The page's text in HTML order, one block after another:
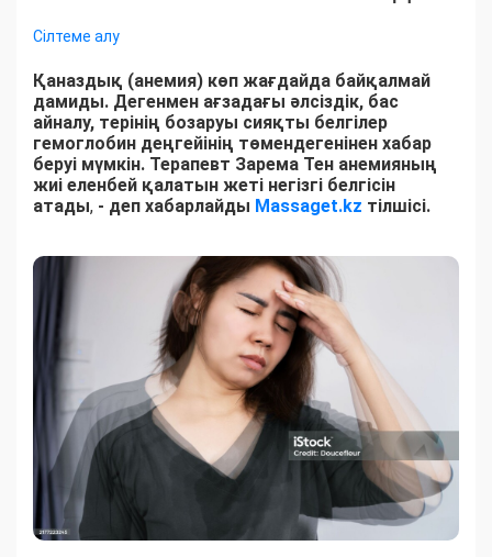
Сілтеме алу
Қаназдық (анемия) көп жағдайда байқалмай
дамиды. Дегенмен ағзадағы әлсіздік, бас
айналу, терінің бозаруы сияқты белгілер
гемоглобин деңгейінің төмендегенінен хабар
беруі мүмкін. Терапевт Зарема Тен анемияның
жиі еленбей қалатын жеті негізгі белгісін
атады, - деп хабарлайды Massaget.kz тілшісі.